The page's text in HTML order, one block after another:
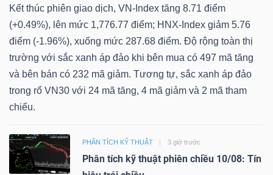
Kết thúc phiên giao dịch, VN-Index tăng 8.71 điểm
(+0.49%), lên mức 1,776.77 điểm; HNX-Index giảm 5.76
điểm (-1.96%), xuống mức 287.68 điểm. Độ rộng toàn thị
trường với sắc xanh áp đảo khi bên mua có 497 mã tăng
và bên bán có 232 mã giảm. Tương tự, sắc xanh áp đảo
trong rổ VN30 với 24 mã tăng, 4 mã giảm và 2 mã tham
chiếu.
PHÂN TÍCH KỸ THUẬT 3 giờ trước
Phân tích kỹ thuật phiên chiều 10/08: Tín